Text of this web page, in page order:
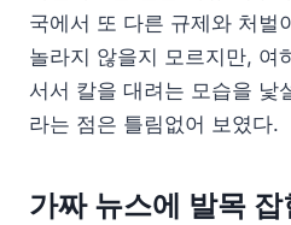
국에서 또 다른 규제와 처벌
놀라지 않을지 모르지만, 여
서서 칼을 대려는 모습을 낯
라는 점은 틀림없어 보였다.
가짜 뉴스에 발목